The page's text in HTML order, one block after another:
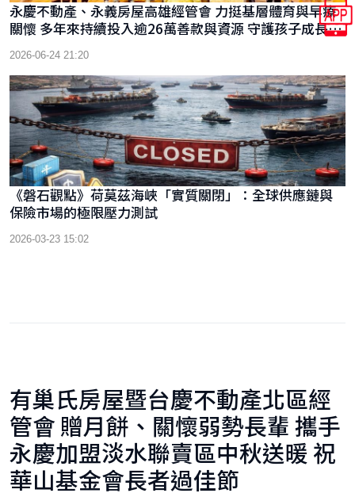
永慶不動產、永義房屋高雄經管會 力挺基層體育與早療
關懷 多年來持續投入逾26萬善款與資源 守護孩子成長與
夢想
2026-06-24 21:20
《磐石觀點》荷莫茲海峽「實質關閉」：全球供應鏈與
保險市場的極限壓力測試
2026-03-23 15:02
有巢氏房屋暨台慶不動產北區經
管會 贈月餅、關懷弱勢長輩 攜手
永慶加盟淡水聯賣區中秋送暖 祝
華山基金會長者過佳節